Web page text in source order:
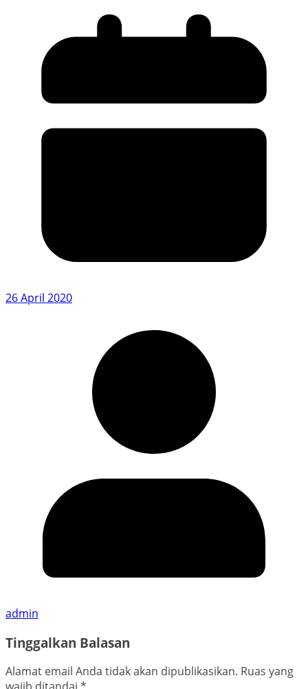
26 April 2020
admin
Tinggalkan Balasan
Alamat email Anda tidak akan dipublikasikan. Ruas yang